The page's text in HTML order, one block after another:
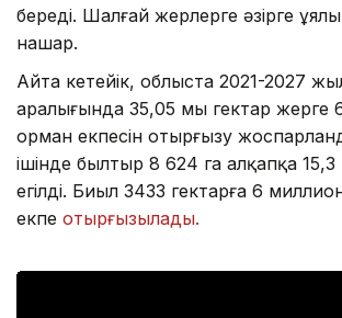
береді. Шалғай жерлерге әзірге
нашар.
Айта кетейік, облыста 2021-2027
аралығында 35,05 мың гектар жерге
орман екпесін отырғызу
ішінде былтыр 8 624 га алқапқа
егілді. Биыл 3433 гектарға 6
екпе отырғызылады.